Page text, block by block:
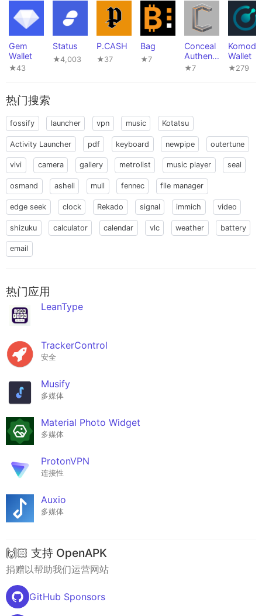
Gem
Wallet
★43
Status
★4,003
P.CASH
★37
Bag
★7
Conceal
Authenti
cator
★7
Komodo
Wallet
★279
热门搜索
fossify launcher vpn music Kotatsu
Activity Launcher pdf keyboard newpipe outertune
vivi camera gallery metrolist music player seal
osmand ashell mull fennec file manager
edge seek clock Rekado signal immich video
shizuku calculator calendar vlc weather battery
email
热门应用
LeanType
TrackerControl
安全
Musify
多媒体
Material Photo Widget
多媒体
ProtonVPN
连接性
Auxio
多媒体
🙌🏻 支持 OpenAPK
捐赠以帮助我们运营网站
GitHub Sponsors